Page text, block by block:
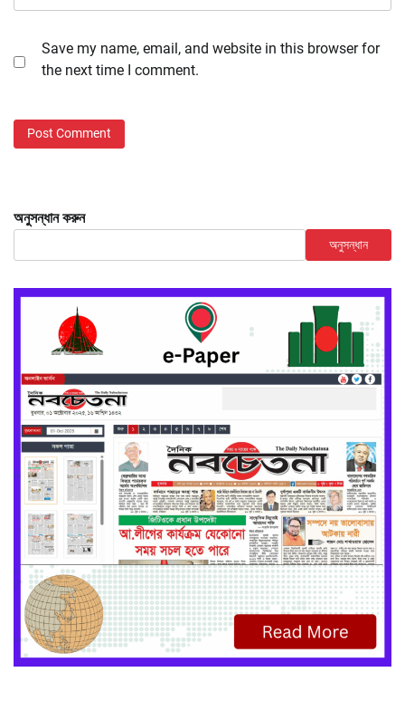
Save my name, email, and website in this browser for
the next time I comment.
অনুসন্ধান করুন
অনুসন্ধান